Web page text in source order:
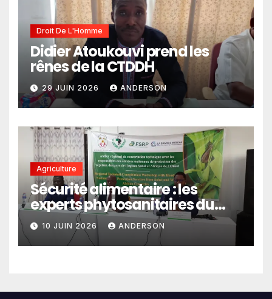
Droit De L'Homme
Didier Atoukouvi prend les
rênes de la CTDDH
29 JUIN 2026 ANDERSON
Agriculture
Sécurité alimentaire : les
experts phytosanitaires du
Sahel et d’Afrique de l’Ouest
en conclave à Lomé
10 JUIN 2026 ANDERSON